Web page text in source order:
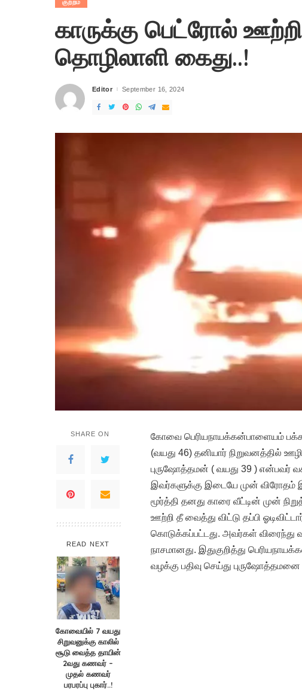
குற்றம்
காருக்கு பெட்ரோல்
தொழிலாளி கைது..!
Posted
Editor September 16, 2024
SHARE ON
READ NEXT
கோவையில் 7 வயது
சிறுவனுக்கு காலில்
சூடு வைத்த தாயின்
2வது கணவர் –
முதல் கணவர்
பரபரப்பு புகார்..!
கோவை பெரியநாயக்கன்பாளையம்
(வயது 46) தனியார் நிறுவனத்தில்
புருஷோத்தமன் ( வயது 39 ) என்பவர்
இவர்களுக்கு இடையே முன் விரோதம்
மூர்த்தி தனது காரை வீட்டின் முன்
ஊற்றி தீ வைத்து விட்டு தப்பி
கொடுக்கப்பட்டது. அவர்கள் விரைந்து
நாசமானது. இதுகுறித்து
வழக்கு பதிவு செய்து